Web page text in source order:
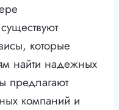
которые
найти надежных
предлагают
компаний и